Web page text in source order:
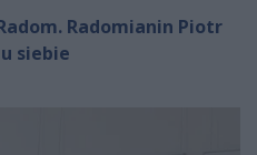
Radomianin Piotr
siebie